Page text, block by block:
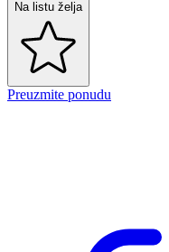
Na listu želja
Preuzmite ponudu